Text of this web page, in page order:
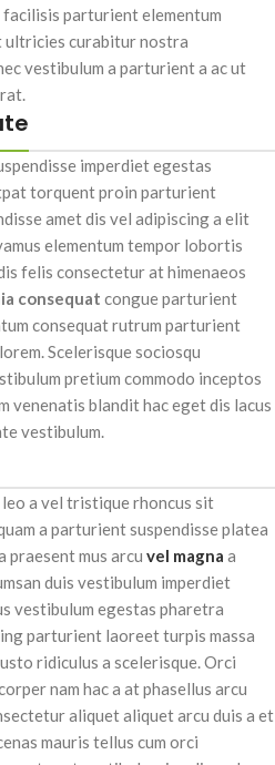
parturient elementum
ultricies curabitur nostra
vestibulum a parturient a ac ut
imperdiet egestas
torquent proin parturient
amet dis vel adipiscing a elit
elementum tempor lobortis
felis consectetur at himenaeos
consequat congue parturient
consequat rutrum parturient
Scelerisque sociosqu
pretium commodo inceptos
venenatis blandit hac eget dis lacus
vestibulum.
a vel tristique rhoncus sit
a parturient suspendisse platea
praesent mus arcu vel magna a
duis vestibulum imperdiet
vestibulum egestas pharetra
parturient laoreet turpis massa
ridiculus a scelerisque. Orci
nam hac a at phasellus arcu
aliquet aliquet arcu duis a et
mauris tellus cum orci